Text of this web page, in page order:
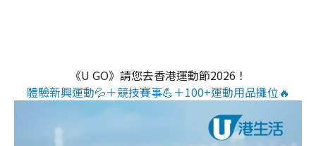
《U GO》請您去香港運動節2026！
體驗新興運動💦＋競技賽事💪＋100+運動用品攤位🔥